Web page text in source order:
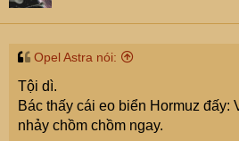
s
Opel Astra nói:
Tội dì.
Bác thấy cái eo biển Hormuz đấy:
nhảy chồm chồm ngay.